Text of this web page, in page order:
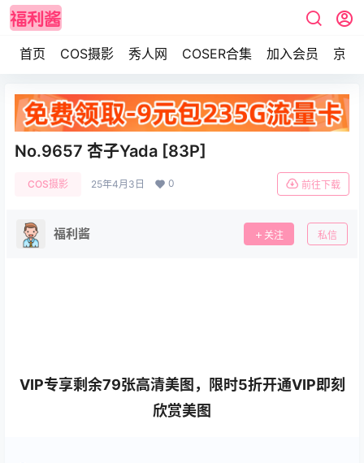
首页 COS摄影 秀人网 COSER合集 加入会员 京东
No.9657 杏子Yada [83P]
COS摄影 25年4月3日 0 前往下载
福利酱 关注 私信
VIP专享剩余79张高清美图，限时5折开通VIP即刻
欣赏美图